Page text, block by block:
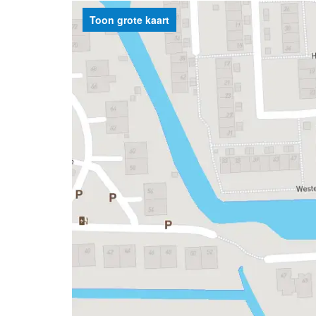
Toon grote kaart